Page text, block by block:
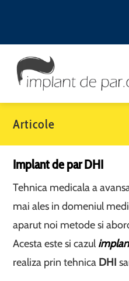
Articole
Implant de par DHI
Tehnica medicala a
mai ales in domeniul
aparut noi metode si
Acesta este si cazul
realiza prin tehnica DHI